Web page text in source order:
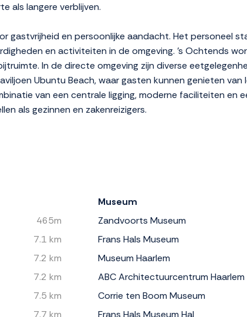
als langere verblijven.
gastvrijheid en persoonlijke aandacht. Het personeel
en activiteiten in de omgeving. 's Ochtends
In de directe omgeving zijn diverse
Ubuntu Beach, waar gasten kunnen genieten van
van een centrale ligging, moderne faciliteiten en
als gezinnen en zakenreizigers.
465m
7.1 km
7.2 km
7.2 km
7.5 km
Museum
Zandvoorts Museum
Frans Hals Museum
Museum Haarlem
ABC Architectuurcentrum Haarlem
Corrie ten Boom Museum